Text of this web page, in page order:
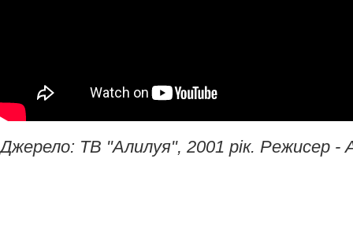
Джерело: ТВ "Алилуя", 2001 рік. Режисер -